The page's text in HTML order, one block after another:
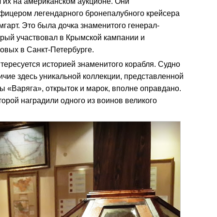
легендарного бронепалубного крейсера
Это была дочка знаменитого генерал-
участвовал в Крымской кампании и
в Санкт-Петербурге.
историей знаменитого корабля. Судно
здесь уникальной коллекции, представленной
открыток и марок, вполне оправдано.
наградили одного из воинов великого